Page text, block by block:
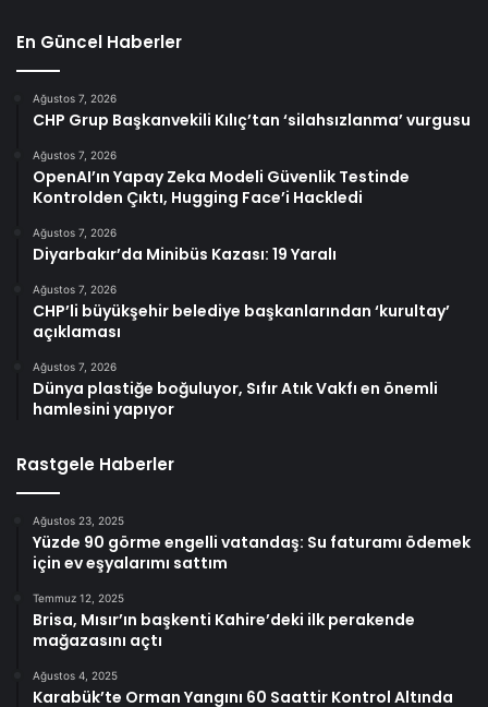
En Güncel Haberler
Ağustos 7, 2026
CHP Grup Başkanvekili Kılıç’tan ‘silahsızlanma’ vurgusu
Ağustos 7, 2026
OpenAI’ın Yapay Zeka Modeli Güvenlik Testinde
Kontrolden Çıktı, Hugging Face’i Hackledi
Ağustos 7, 2026
Diyarbakır’da Minibüs Kazası: 19 Yaralı
Ağustos 7, 2026
CHP’li büyükşehir belediye başkanlarından ‘kurultay’
açıklaması
Ağustos 7, 2026
Dünya plastiğe boğuluyor, Sıfır Atık Vakfı en önemli
hamlesini yapıyor
Rastgele Haberler
Ağustos 23, 2025
Yüzde 90 görme engelli vatandaş: Su faturamı ödemek
için ev eşyalarımı sattım
Temmuz 12, 2025
Brisa, Mısır’ın başkenti Kahire’deki ilk perakende
mağazasını açtı
Ağustos 4, 2025
Karabük’te Orman Yangını 60 Saattir Kontrol Altında